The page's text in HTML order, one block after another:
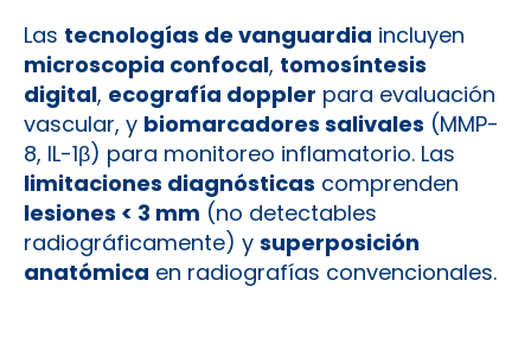
Las tecnologías de vanguardia incluyen
microscopia confocal, tomosíntesis
digital, ecografía doppler para evaluación
vascular, y biomarcadores salivales (MMP-
8, IL-1β) para monitoreo inflamatorio. Las
limitaciones diagnósticas comprenden
lesiones < 3 mm (no detectables
radiográficamente) y superposición
anatómica en radiografías convencionales.